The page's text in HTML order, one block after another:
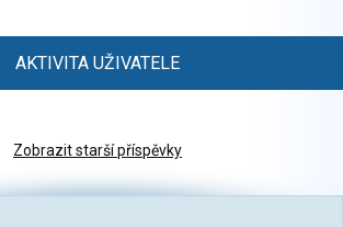
AKTIVITA UŽIVATELE
Zobrazit starší příspěvky